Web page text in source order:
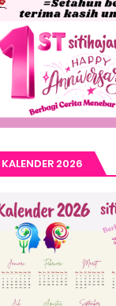
KALENDER 2026